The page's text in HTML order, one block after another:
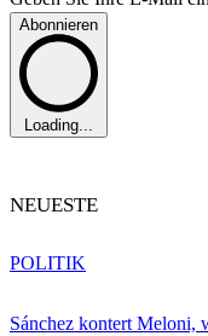
Abonnieren
Loading...
NEUESTE
Sánchez kontert Meloni,
POLITIK